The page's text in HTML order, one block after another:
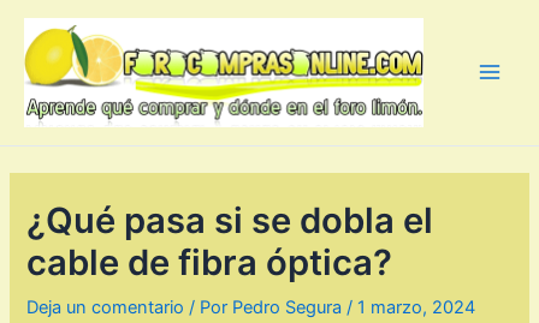
contenido
¿Qué pasa si se dobla el
cable de fibra óptica?
Deja un comentario / Por Pedro Segura /1 marzo, 2024